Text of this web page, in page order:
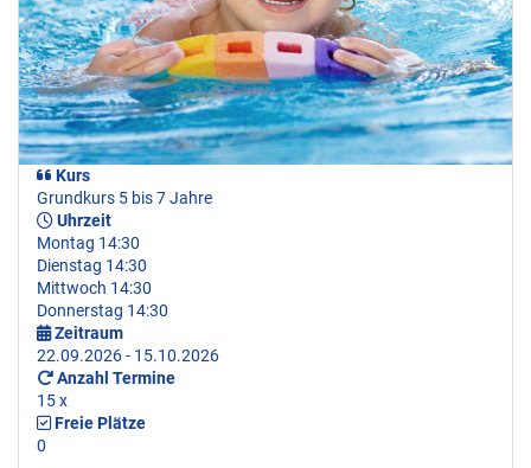
Kurs
Grundkurs 5 bis 7 Jahre
Uhrzeit
Montag 14:30
Dienstag 14:30
Mittwoch 14:30
Donnerstag 14:30
Zeitraum
22.09.2026 - 15.10.2026
Anzahl Termine
15 x
Freie Plätze
0